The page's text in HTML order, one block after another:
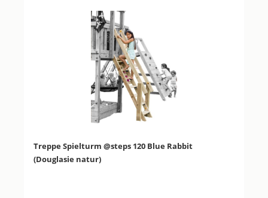
Treppe Spielturm @steps 120 Blue Rabbit
(Douglasie natur)